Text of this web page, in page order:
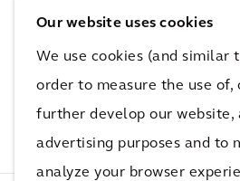
Our website uses cookies
We use cookies (and similar
order to measure the use of,
further develop our website,
advertising purposes and to
analyze your browser
还想了解？
您可能也会对这
类似项目 相关见解